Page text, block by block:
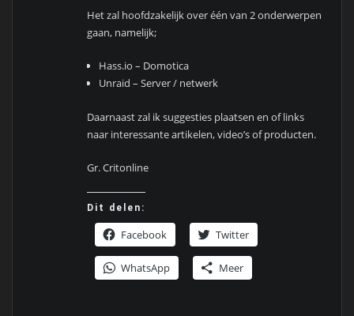
Het zal hoofdzakelijk over één van 2 onderwerpen
gaan, namelijk;
Hass.io – Domotica
Unraid – Server / netwerk
Daarnaast zal ik suggesties plaatsen en of links
naar interessante artikelen, video’s of producten.
Gr. Critonline
Dit delen:
Facebook Twitter
WhatsApp Meer